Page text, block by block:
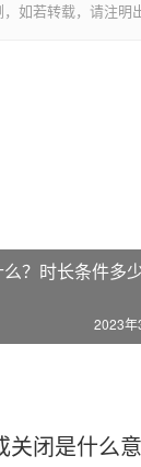
如若转载，请注
？时长条件多
2023
关闭是什么